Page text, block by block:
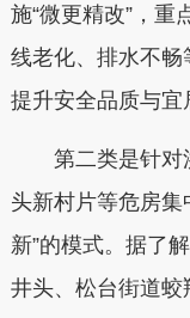
施“微更精改”，重
线老化、排水不畅
提升安全品质与宜
第二类是针对
头新村片等危房集
新”的模式。据了
井头、松台街道蛟